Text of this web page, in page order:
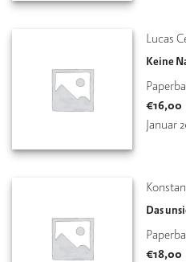
Lucas
Keine
€16,00
Januar
Das
€18,00